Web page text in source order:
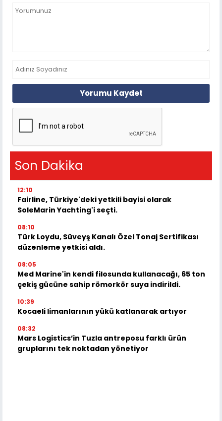
Yorumu Kaydet
Son Dakika
12:10
Fairline, Türkiye'deki yetkili bayisi olarak
SoleMarin Yachting'i seçti.
08:10
Türk Loydu, Süveyş Kanalı Özel Tonaj Sertifikası
düzenleme yetkisi aldı.
08:05
Med Marine'in kendi filosunda kullanacağı, 65 ton
çekiş gücüne sahip römorkör suya indirildi.
10:39
Kocaeli limanlarının yükü katlanarak artıyor
08:32
Mars Logistics’in Tuzla antreposu farklı ürün
gruplarını tek noktadan yönetiyor